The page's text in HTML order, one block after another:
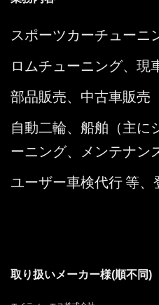
スポーツカーチューニ
ロムチューニング、現
部品販売、中古車販売
自動二輪、船舶（主に
ーニング、メンテナン
ユーザー車検代行 等、
取り扱いメーカー様(順不同)